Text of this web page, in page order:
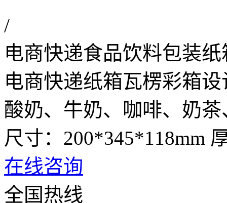
/
电商快递食品饮料包装
电商快递纸箱瓦楞彩箱
酸奶、牛奶、咖啡、奶
尺寸：200*345*118mm
在线咨询
全国热线